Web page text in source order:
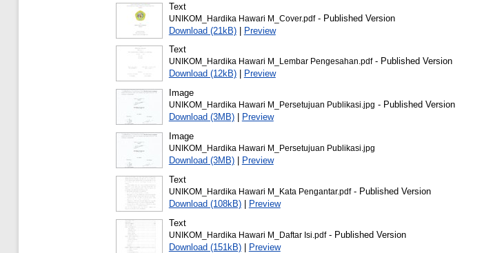
Text
UNIKOM_Hardika Hawari M_Cover.pdf- Published Version
Download (21kB)| Preview
Text
UNIKOM_Hardika Hawari M_Lembar Pengesahan.pdf- Published Version
Download (12kB)|
Preview
Image
UNIKOM_Hardika Hawari M_Persetujuan Publikasi.jpg - Published Version
Download (3MB)|
Preview
Image
UNIKOM_Hardika Hawari M_Persetujuan Publikasi.jpg
Download (3MB)|
Preview
Text
UNIKOM_Hardika Hawari M_Kata Pengantar.pdf- Published Version
Download (108kB)|
Preview
Text
UNIKOM_Hardika Hawari M_Daftar Isi.pdf- Published Version
Download (151kB)| Preview